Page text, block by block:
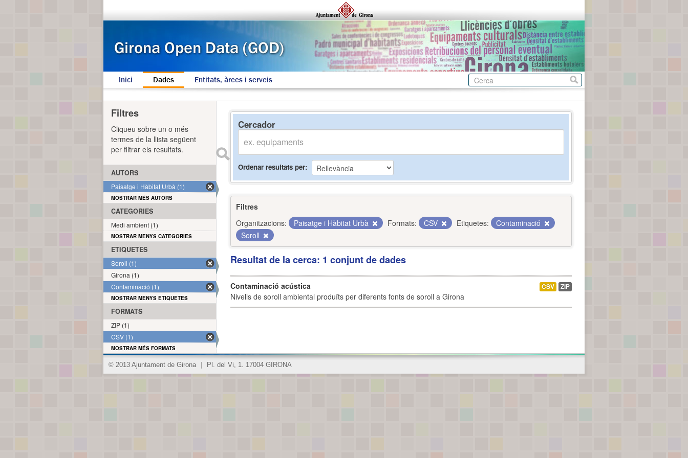
Inici Dades Entitats, àrees i serveis
Cercador
Ordenar resultats per
Filtres
Organitzacions:
Paisatge i Hàbitat Urbà Formats: CSV Etiquetes:
Contaminació
Soroll
Resultat de la cerca: 1 conjunt de dades
Contaminació acústica
Nivells de soroll ambiental produïts per diferents fonts de soroll a Girona
CSV ZIP
Filtres
Cliqueu sobre un o més
termes de la llista següent
per filtrar els resultats.
AUTORS
Paisatge i Hàbitat Urbà (1)
MOSTRAR MÉS AUTORS
CATEGORIES
Medi ambient (1)
MOSTRAR MENYS CATEGORIES
ETIQUETES
Soroll (1)
Girona (1)
Contaminació (1)
MOSTRAR MENYS ETIQUETES
FORMATS
ZIP (1)
CSV (1)
MOSTRAR MÉS FORMATS
© 2013 Ajuntament de Girona Pl. del Vi, 1. 17004 GIRONA